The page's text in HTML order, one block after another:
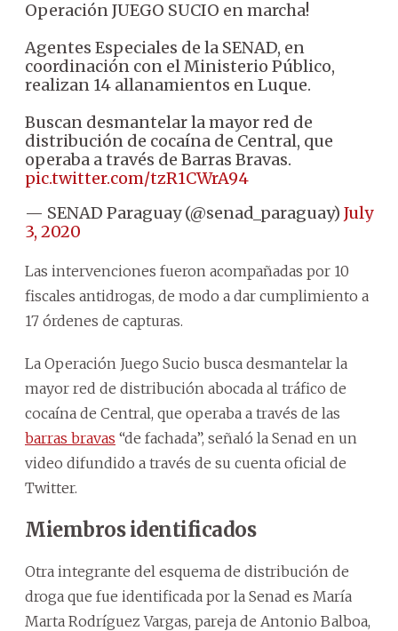
Operación JUEGO SUCIO en marcha!
Agentes Especiales de la SENAD, en
coordinación con el Ministerio Público,
realizan 14 allanamientos en Luque.
Buscan desmantelar la mayor red de
distribución de cocaína de Central, que
operaba a través de Barras Bravas.
pic.twitter.com/tzR1CWrA94
— SENAD Paraguay (@senad_paraguay) July
3, 2020
Las intervenciones fueron acompañadas por 10
fiscales antidrogas, de modo a dar cumplimiento a
17 órdenes de capturas.
La Operación Juego Sucio busca desmantelar la
mayor red de distribución abocada al tráfico de
cocaína de Central, que operaba a través de las
barras bravas “de fachada”, señaló la Senad en un
video difundido a través de su cuenta oficial de
Twitter.
Miembros identificados
Otra integrante del esquema de distribución de
droga que fue identificada por la Senad es María
Marta Rodríguez Vargas, pareja de Antonio Balboa,